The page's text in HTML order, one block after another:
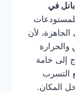
في
الجاهزة، لأن
إلى خامة
التسرب
المكان.